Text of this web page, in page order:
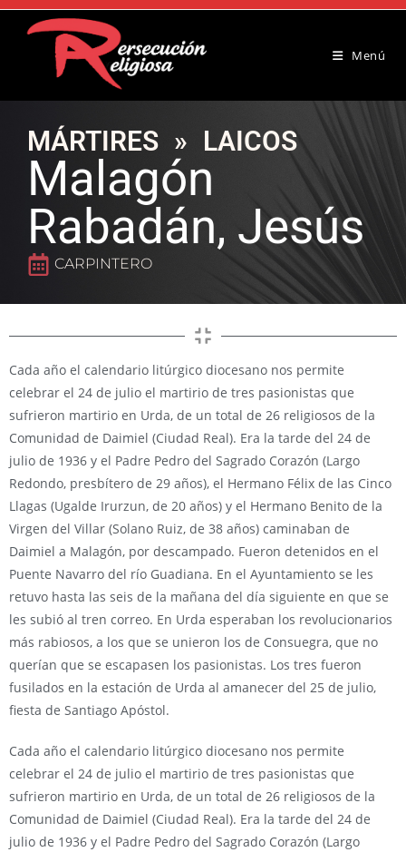
Menú
MÁRTIRES » LAICOS
Malagón
Rabadán, Jesús
CARPINTERO
Cada año el calendario litúrgico diocesano nos permite
celebrar el 24 de julio el martirio de tres pasionistas que
sufrieron martirio en Urda, de un total de 26 religiosos de la
Comunidad de Daimiel (Ciudad Real). Era la tarde del 24 de
julio de 1936 y el Padre Pedro del Sagrado Corazón (Largo
Redondo, presbítero de 29 años), el Hermano Félix de las Cinco
Llagas (Ugalde Irurzun, de 20 años) y el Hermano Benito de la
Virgen del Villar (Solano Ruiz, de 38 años) caminaban de
Daimiel a Malagón, por descampado. Fueron detenidos en el
Puente Navarro del río Guadiana. En el Ayuntamiento se les
retuvo hasta las seis de la mañana del día siguiente en que se
les subió al tren correo. En Urda esperaban los revolucionarios
más rabiosos, a los que se unieron los de Consuegra, que no
querían que se escapasen los pasionistas. Los tres fueron
fusilados en la estación de Urda al amanecer del 25 de julio,
fiesta de Santiago Apóstol.
Cada año el calendario litúrgico diocesano nos permite
celebrar el 24 de julio el martirio de tres pasionistas que
sufrieron martirio en Urda, de un total de 26 religiosos de la
Comunidad de Daimiel (Ciudad Real). Era la tarde del 24 de
julio de 1936 y el Padre Pedro del Sagrado Corazón (Largo